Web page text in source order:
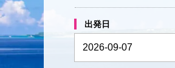
出発日
2026-09-07